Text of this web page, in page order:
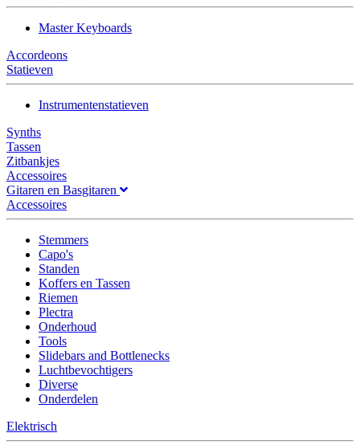
Master Keyboards
Accordeons
Statieven
Instrumentenstatieven
Synths
Tassen
Zitbankjes
Accessoires
Gitaren en Basgitaren
Accessoires
Stemmers
Capo's
Standen
Koffers en Tassen
Riemen
Plectra
Onderhoud
Tools
Slidebars and Bottlenecks
Luchtbevochtigers
Diverse
Onderdelen
Elektrisch